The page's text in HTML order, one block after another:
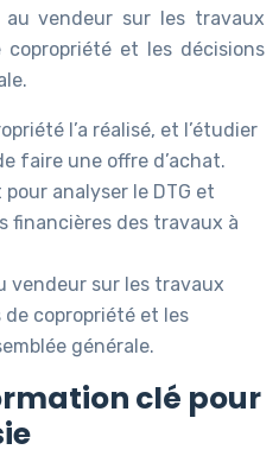
vendeur sur les travaux
copropriété et les décisions
l’a réalisé, et l’étudier
faire une offre d’achat.
analyser le DTG et
financières des travaux à
vendeur sur les travaux
de copropriété et les
générale.
clé pour